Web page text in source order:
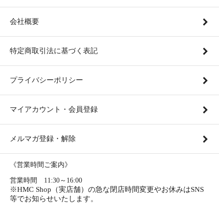
会社概要
特定商取引法に基づく表記
プライバシーポリシー
マイアカウント・会員登録
メルマガ登録・解除
《営業時間ご案内》
営業時間 11:30～16:00
※HMC Shop（実店舗）の急な閉店時間変更やお休みはSNS
等でお知らせいたします。